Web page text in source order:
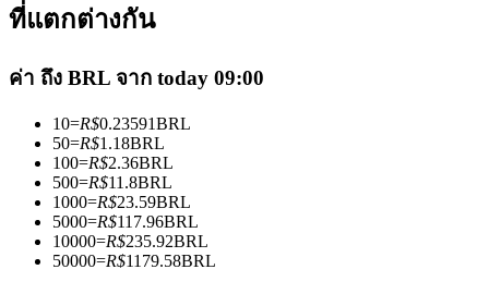
เป็นเทรดเดอร์คัดลอก
เพลิดเพลินกับการแบ่งปันผลกำไรและค่าคอมมิชชั่นการคัด
ลอกการซื้อขาย
ที่แตกต่างกัน
ค่า ถึง BRL จาก today 09:00
10=R$0.23591BRL
50=R$1.18BRL
100=R$2.36BRL
500=R$11.8BRL
1000=R$23.59BRL
5000=R$117.96BRL
10000=R$235.92BRL
50000=R$1179.58BRL